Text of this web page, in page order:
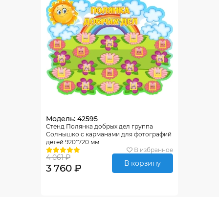
Модель: 42595
Стенд Полянка добрых дел группа
Солнышко с карманами для фотографий
детей 920*720 мм
В избранное
4 061 ₽
3 760 ₽ В корзину